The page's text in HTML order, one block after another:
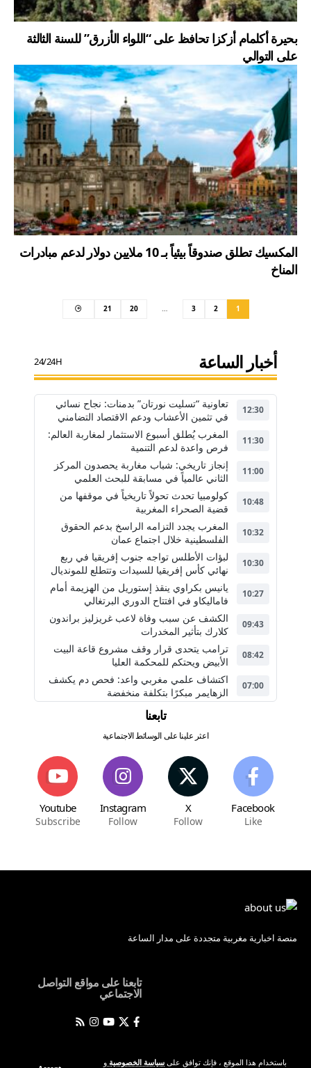
باستخدام هذا الموقع ، فإنك توافق على سياسة الخصوصية و
بحيرة أكلمام أزكزا تحافظ على “اللواء الأزرق” للسنة الثالثة
على التوالي
المكسيك تطلق صندوقاً بيئياً بـ 10 ملايين دولار لدعم مبادرات
المناخ
1
2
3
…
20
21
أخبار الساعة 24/24H
12:30
تعاونية “تسليت نورتان” بدمنات: نجاح نسائي
في تثمين الأعشاب ودعم الاقتصاد التضامني
11:30
المغرب يُطلق أسبوع الاستثمار لمغاربة العالم:
فرص واعدة لدعم التنمية
11:00
إنجاز تاريخي: شباب مغاربة يحصدون المركز
الثاني عالمياً في مسابقة للبحث العلمي
10:48
كولومبيا تحدث تحولاً تاريخياً في موقفها من
قضية الصحراء المغربية
10:32
المغرب يجدد التزامه الراسخ بدعم الحقوق
الفلسطينية خلال اجتماع عمان
10:30
لبؤات الأطلس تواجه جنوب إفريقيا في ربع
نهائي كأس إفريقيا للسيدات وتتطلع للمونديال
10:27
يانيس بكراوي ينقذ إستوريل من الهزيمة أمام
فاماليكاو في افتتاح الدوري البرتغالي
09:43
الكشف عن سبب وفاة لاعب غريزليز براندون
كلارك بتأثير المخدرات
08:42
ترامب يتحدى قرار وقف مشروع قاعة البيت
الأبيض ويحتكم للمحكمة العليا
07:00
اكتشاف علمي مغربي واعد: فحص دم يكشف
الزهايمر مبكرًا بتكلفة منخفضة
تابعنا
اعثر علينا على الوسائط الاجتماعية
Facebook
Like
X
Follow
Instagram
Follow
Youtube
Subscribe
منصة اخبارية مغربية متجددة على مدار الساعة
تابعنا على مواقع التواصل
الاجتماعي